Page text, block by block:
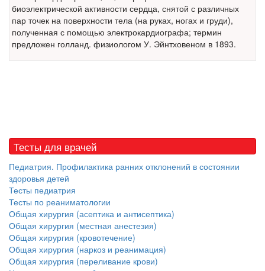
надзору в сфере
здравоохранения озвучила
тревожную статистику. Она
касаются увеличения риска
законопроект внесен в
палату на
нахождении одного из
родителей в
бесплатно, в течении всего срока лечения...
биоэлектрической активности сердца, снятой с различных
пар точек на поверхности тела (на руках, ногах и груди),
полученная с помощью электрокардиографа; термин
предложен голланд. физиологом У. Эйнтховеном в 1893.
Тесты для врачей
Педиатрия. Профилактика ранних отклонений в состоянии
здоровья детей
Тесты педиатрия
Тесты по реаниматологии
Общая хирургия (асептика и антисептика)
Общая хирургия (местная анестезия)
Общая хирургия (кровотечение)
Общая хирургия (наркоз и реанимация)
Общая хирургия (переливание крови)